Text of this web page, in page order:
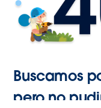
Buscamos
pero no